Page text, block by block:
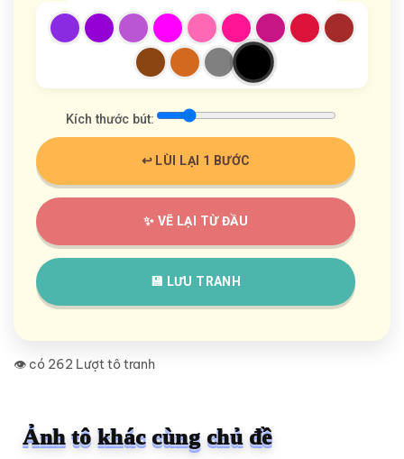
Kích thước bút:
↩️ LÙI LẠI 1 BƯỚC
✨ VẼ LẠI TỪ ĐẦU
💾 LƯU TRANH
👁️ có 262 Lượt tô tranh
Ảnh tô khác cùng chủ đề